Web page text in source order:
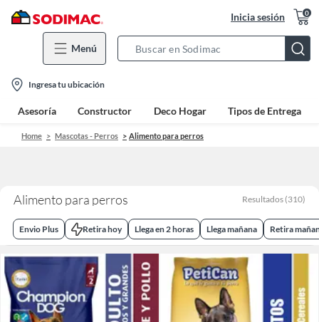
Inicia sesión 0
Menú
Bar
location-
icon
Ingresa tu ubicación
Asesoría Constructor Deco Hogar Tipos de Entrega
Home Mascotas - Perros Alimento para perros
Alimento para perros Resultados (310)
Envio Plus Retira hoy Llega en 2 horas Llega mañana Retira